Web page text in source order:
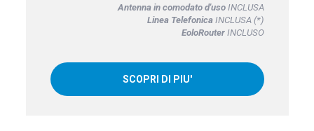
Antenna in comodato d'usoINCLUSA
Linea TelefonicaINCLUSA (*)
EoloRouterINCLUSO
SCOPRI DI PIU'